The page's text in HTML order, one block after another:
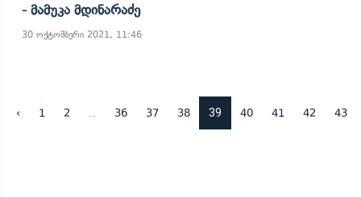
- Მამუკა Მდინარაძე
30 ოქტომბერი 2021, 11:46
‹ 1 2 36 37 38 39 40 41 42 43